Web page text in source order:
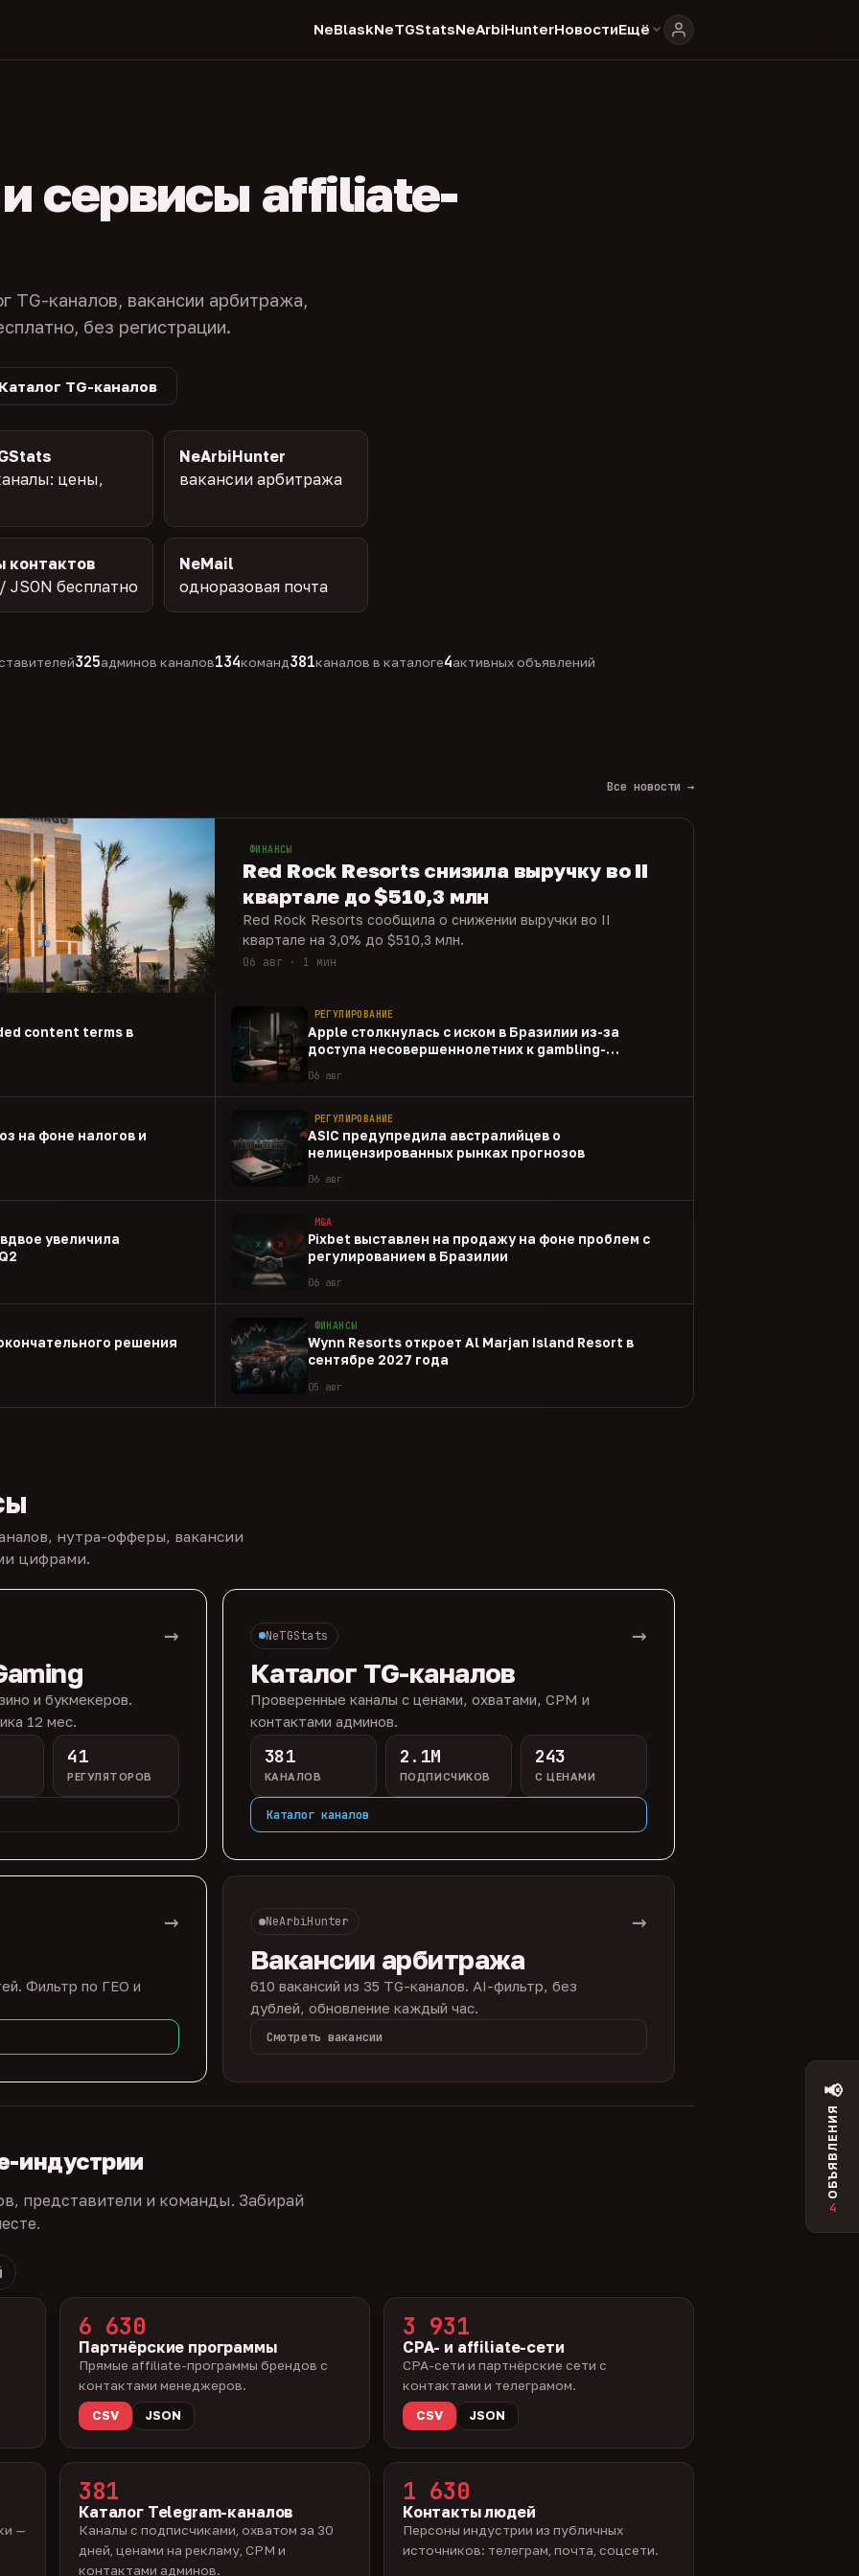
NeBlaskNeTGStatsNeArbiHunterНовостиЕщё
сервисы affiliate-
TG-каналов, вакансии арбитража,
без регистрации.
TG-каналов
цены,
NeArbiHunter
вакансии арбитража
контактов
JSON бесплатно
NeMail
одноразовая почта
325админов каналов134команд381каналов в каталоге4активных объявлений
Все новости →
ФИНАНСЫ
Red Rock Resorts снизила выручку во II
квартале до $510,3 млн
Red Rock Resorts сообщила о снижении выручки во II
квартале на 3,0% до $510,3 млн.
06 авг · 1 мин
content terms в
РЕГУЛИРОВАНИЕ
Apple столкнулась с иском в Бразилии из-за
доступа несовершеннолетних к gambling-
06 авг
на фоне налогов и
РЕГУЛИРОВАНИЕ
ASIC предупредила австралийцев о
нелицензированных рынках прогнозов
06 авг
увеличила
M&A
Pixbet выставлен на продажу на фоне проблем с
регулированием в Бразилии
06 авг
решения
ФИНАНСЫ
Wynn Resorts откроет Al Marjan Island Resort в
сентябре 2027 года
05 авг
нутра-офферы, вакансии
цифрами.
→
и букмекеров.
12 мес.
41
РЕГУЛЯТОРОВ
NeTGStats →
Каталог TG-каналов
Проверенные каналы с ценами, охватами, CPM и
контактами админов.
381
КАНАЛОВ
2.1M
ПОДПИСЧИКОВ
243
С ЦЕНАМИ
Каталог каналов
→
Фильтр по ГЕО и
NeArbiHunter →
Вакансии арбитража
610 вакансий из 35 TG-каналов. AI-фильтр, без
дублей, обновление каждый час.
Смотреть вакансии
индустрии
представители и команды. Забирай
6 630
Партнёрские программы
Прямые affiliate-программы брендов с
контактами менеджеров.
CSV
JSON
3 931
CPA- и affiliate-сети
CPA-сети и партнёрские сети с
контактами и телеграмом.
CSV
JSON
—
381
Каталог Telegram-каналов
Каналы с подписчиками, охватом за 30
дней, ценами на рекламу, CPM и
контактами админов.
1 630
Контакты людей
Персоны индустрии из публичных
источников: телеграм, почта, соцсети.
📢
ОБЪЯВЛЕНИЯ
4